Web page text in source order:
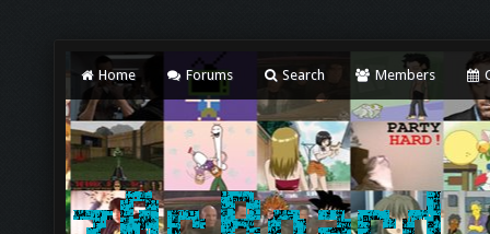
Home Forums Search Members